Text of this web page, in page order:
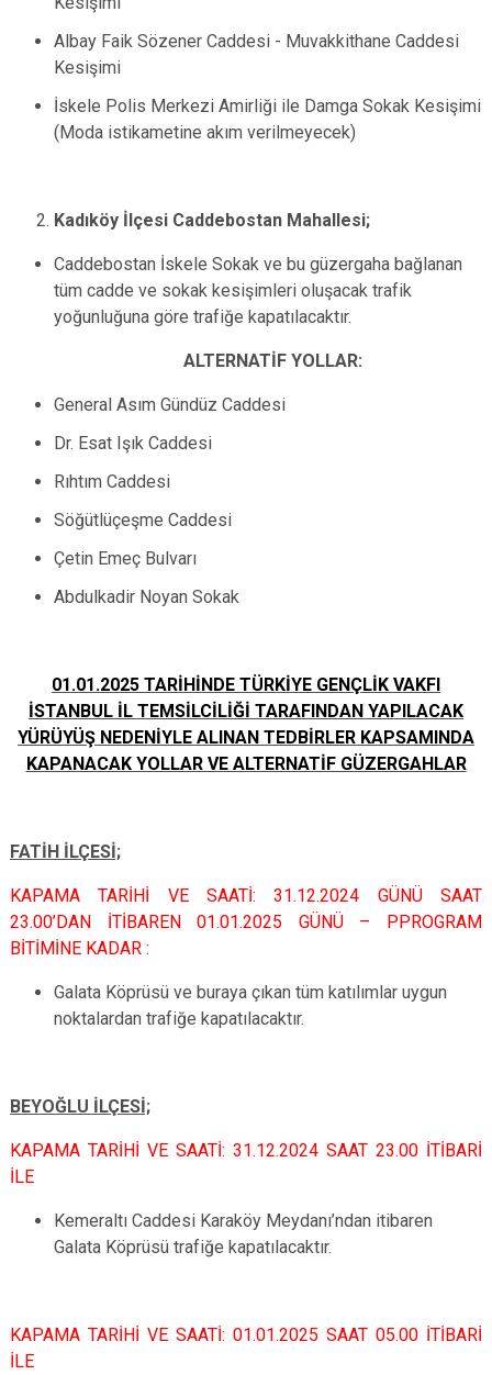
Albay Faik Sözener Caddesi - Muvakkithane Caddesi
Kesişimi
İskele Polis Merkezi Amirliği ile Damga Sokak Kesişimi
(Moda istikametine akım verilmeyecek)
Kadıköy İlçesi Caddebostan Mahallesi;
Caddebostan İskele Sokak ve bu güzergaha bağlanan
tüm cadde ve sokak kesişimleri oluşacak trafik
yoğunluğuna göre trafiğe kapatılacaktır.
ALTERNATİF YOLLAR:
General Asım Gündüz Caddesi
Dr. Esat Işık Caddesi
Rıhtım Caddesi
Söğütlüçeşme Caddesi
Çetin Emeç Bulvarı
Abdulkadir Noyan Sokak
01.01.2025 TARİHİNDE TÜRKİYE GENÇLİK VAKFI
İSTANBUL İL TEMSİLCİLİĞİ TARAFINDAN YAPILACAK
YÜRÜYÜŞ NEDENİYLE ALINAN TEDBİRLER KAPSAMINDA
KAPANACAK YOLLAR VE ALTERNATİF GÜZERGAHLAR
FATİH İLÇESİ;
KAPAMA TARİHİ VE SAATİ: 31.12.2024 GÜNÜ SAAT
23.00’DAN İTİBAREN 01.01.2025 GÜNÜ – PPROGRAM
BİTİMİNE KADAR :
Galata Köprüsü ve buraya çıkan tüm katılımlar uygun
noktalardan trafiğe kapatılacaktır.
BEYOĞLU İLÇESİ;
KAPAMA TARİHİ VE SAATİ: 31.12.2024 SAAT 23.00 İTİBARİ
İLE
Kemeraltı Caddesi Karaköy Meydanı’ndan itibaren
Galata Köprüsü trafiğe kapatılacaktır.
KAPAMA TARİHİ VE SAATİ: 01.01.2025 SAAT 05.00 İTİBARİ
İLE